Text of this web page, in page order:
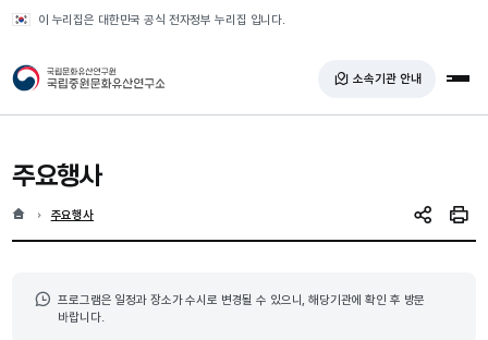
이 누리집은 대한민국 공식 전자정부 누리집 입니다.
국가유산청 국립중원문화유산연구소 소속기관 안내 전
주요행사
홈 현재 위치
주요행사 SNS 공유인쇄
프로그램은 일정과 장소가 수시로 변경될 수 있으니, 해당기관에 확인 후 방문
바랍니다.